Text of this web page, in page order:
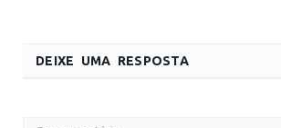
DEIXE UMA RESPOSTA